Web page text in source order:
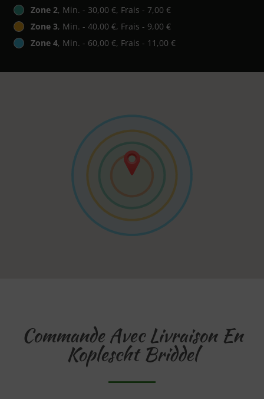
Zone 2, Min. - 30,00 €, Frais - 7,00 €
Zone 3, Min. - 40,00 €, Frais - 9,00 €
Zone 4, Min. - 60,00 €, Frais - 11,00 €
Commande Avec Livraison En
Koplescht Briddel